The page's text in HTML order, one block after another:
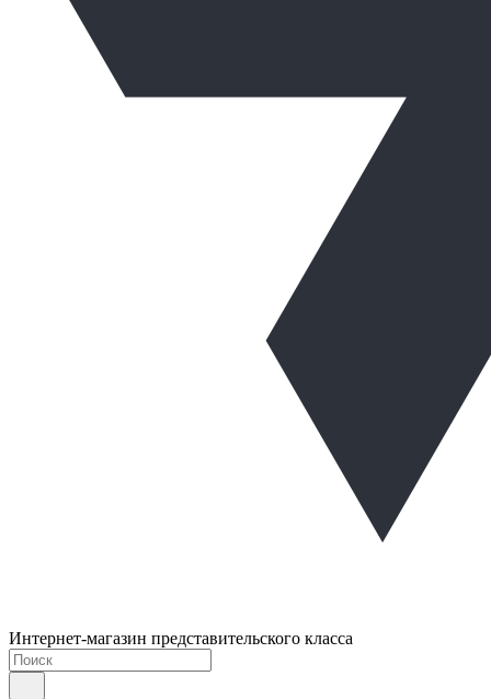
Интернет-магазин представительского класса